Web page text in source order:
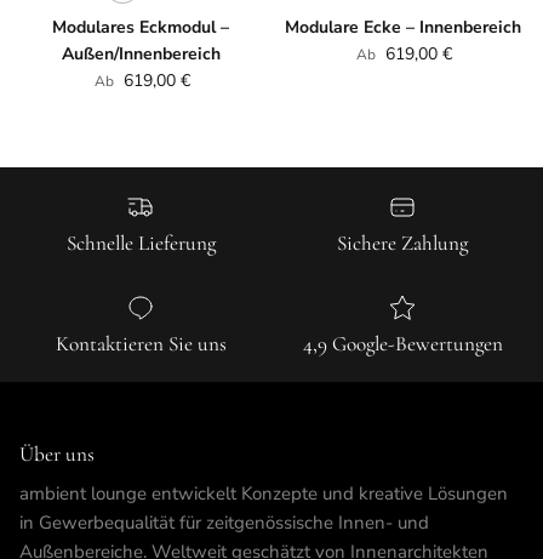
Modulares Eckmodul –
Außen/Innenbereich
Normaler Preis
Ab 619,00 €
Modulare Ecke – Innenbereich
Normaler Preis
Ab 619,00 €
Schnelle Lieferung Sichere Zahlung
Kontaktieren Sie uns 4,9 Google-Bewertungen
Über uns
ambient lounge entwickelt Konzepte und kreative Lösungen
in Gewerbequalität für zeitgenössische Innen- und
Außenbereiche. Weltweit geschätzt von Innenarchitekten